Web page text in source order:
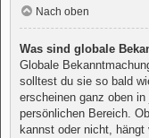
Nach oben
Was sind globale
Globale
solltest du sie so bald
erscheinen ganz oben
persönlichen Bereich.
kannst oder nicht,